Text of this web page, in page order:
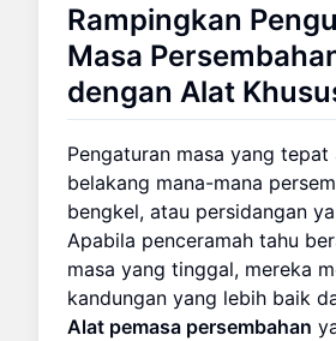
Rampingkan
Masa
dengan Alat
Pengaturan masa yang tepat
belakang mana-mana
bengkel, atau persidangan
Apabila penceramah tahu
masa yang tinggal, mereka
kandungan yang lebih baik
Alat pemasa persembahan